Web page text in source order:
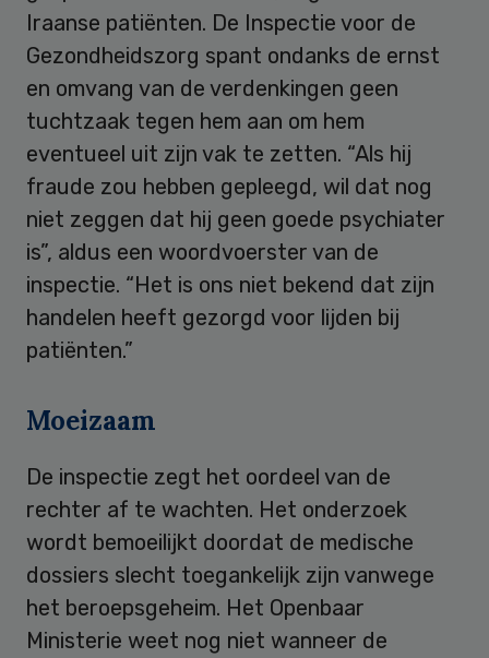
Iraanse patiënten. De Inspectie voor de
Gezondheidszorg spant ondanks de ernst
en omvang van de verdenkingen geen
tuchtzaak tegen hem aan om hem
eventueel uit zijn vak te zetten. “Als hij
fraude zou hebben gepleegd, wil dat nog
niet zeggen dat hij geen goede psychiater
is”, aldus een woordvoerster van de
inspectie. “Het is ons niet bekend dat zijn
handelen heeft gezorgd voor lijden bij
patiënten.”
Moeizaam
De inspectie zegt het oordeel van de
rechter af te wachten. Het onderzoek
wordt bemoeilijkt doordat de medische
dossiers slecht toegankelijk zijn vanwege
het beroepsgeheim. Het Openbaar
Ministerie weet nog niet wanneer de